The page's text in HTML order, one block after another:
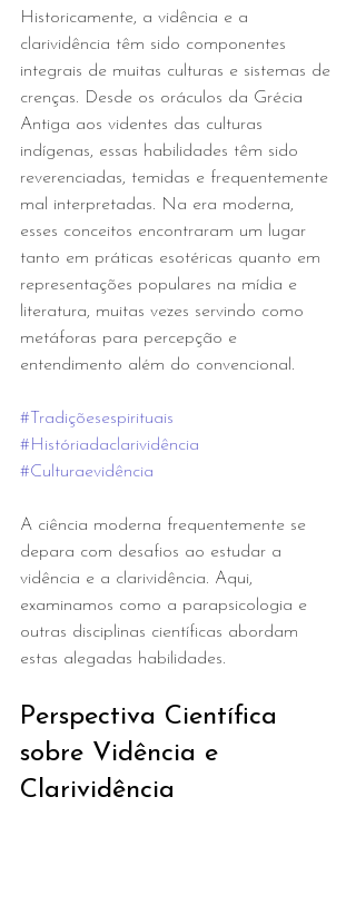
Historicamente, a vidência e a
clarividência têm sido componentes
integrais de muitas culturas e sistemas de
crenças. Desde os oráculos da Grécia
Antiga aos videntes das culturas
indígenas, essas habilidades têm sido
reverenciadas, temidas e frequentemente
mal interpretadas. Na era moderna,
esses conceitos encontraram um lugar
tanto em práticas esotéricas quanto em
representações populares na mídia e
literatura, muitas vezes servindo como
metáforas para percepção e
entendimento além do convencional.
#Tradiçõesespirituais
#Históriadaclarividência
#Culturaevidência
A ciência moderna frequentemente se
depara com desafios ao estudar a
vidência e a clarividência. Aqui,
examinamos como a parapsicologia e
outras disciplinas científicas abordam
estas alegadas habilidades.
Perspectiva Científica
sobre Vidência e
Clarividência